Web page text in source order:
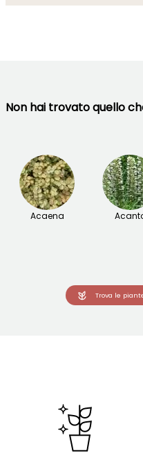
Non hai trovato quello
Acaena
Trova le